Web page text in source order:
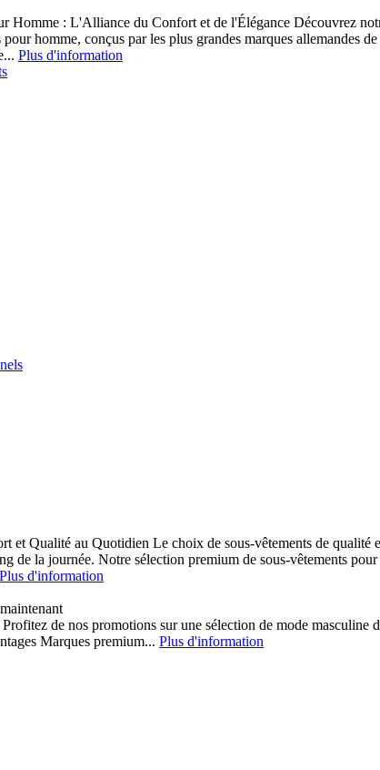
Homme : L'Alliance du Confort et de l'Élégance Découvrez
homme, conçus par les plus grandes marques allemandes de
Plus d'information
et Qualité au Quotidien Le choix de sous-vêtements de qualité
de la journée. Notre sélection premium de sous-vêtements pour
Plus d'information
de nos promotions sur une sélection de mode
Marques premium... Plus d'information